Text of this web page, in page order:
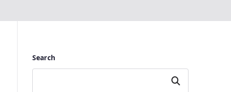
Search
Search